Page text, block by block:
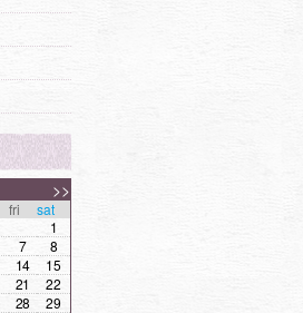
>>
fri
sat
1
7
8
14
15
21
22
28
29